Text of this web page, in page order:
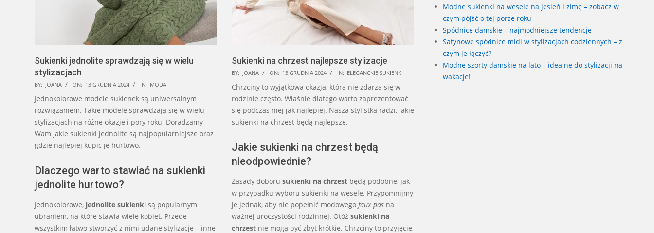
Sukienki jednolite sprawdzają się w wielu
stylizacjach
2024-
12-
13
BY: JOANA ON: 13 GRUDNIA 2024 IN: MODA
Jednokolorowe modele sukienek są uniwersalnym
rozwiązaniem. Takie modele sprawdzają się w wielu
stylizacjach na różne okazje i pory roku. Doradzamy
Wam jakie sukienki jednolite są najpopularniejsze oraz
gdzie najlepiej kupić je hurtowo.
Dlaczego warto stawiać na sukienki
jednolite hurtowo?
Jednokolorowe, jednolite sukienki są popularnym
ubraniem, na które stawia wiele kobiet. Przede
wszystkim łatwo stworzyć z nimi udane stylizacje – inne
Sukienki na chrzest najlepsze stylizacje
2024-
12-
13
BY: JOANA ON: 13 GRUDNIA 2024 IN: ELEGANCKIE SUKIENKI
Chrzciny to wyjątkowa okazja, która nie zdarza się w
rodzinie często. Właśnie dlatego warto zaprezentować
się podczas niej jak najlepiej. Nasza stylistka radzi, jakie
sukienki na chrzest będą najlepsze.
Jakie sukienki na chrzest będą
nieodpowiednie?
Zasady doboru sukienki na chrzest będą podobne, jak
w przypadku wyboru sukienki na wesele. Przypomnijmy
je jednak, aby nie popełnić modowego faux pas na
ważnej uroczystości rodzinnej. Otóż sukienki na
chrzest nie mogą być zbyt krótkie. Chrzciny to przyjęcie,
Modne sukienki na wesele na jesień i zimę – zobacz w
czym pójść o tej porze roku
Spódnice damskie – najmodniejsze tendencje
Satynowe spódnice midi w stylizacjach codziennych – z
czym je łączyć?
Modne szorty damskie na lato – idealne do stylizacji na
wakacje!